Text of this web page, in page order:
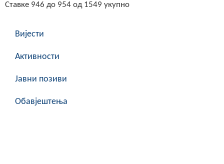
Ставке 946 до 954 од 1549 укупно
Вијести
Активности
Јавни позиви
Обавјештења